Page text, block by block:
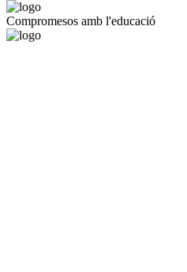
Compromesos amb l'educació